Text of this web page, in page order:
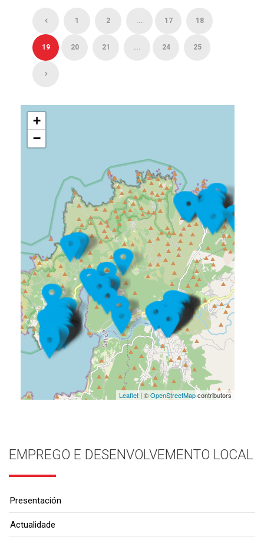
1 2 ... 17 18
19 20 21 ... 24 25
+
−
Leaflet| ©OpenStreetMapcontributors
EMPREGO E DESENVOLVEMENTO LOCAL
Presentación
Actualidade